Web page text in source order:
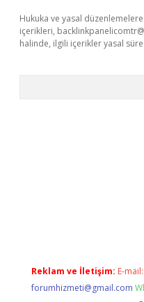
Hukuka ve yasal
içerikleri,
halinde, ilgili içerikler yasal
Reklam ve İletişim: E-mail:
forumhizmeti@gmail.com